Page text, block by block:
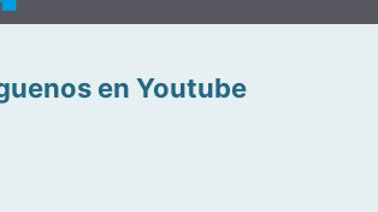
en Youtube